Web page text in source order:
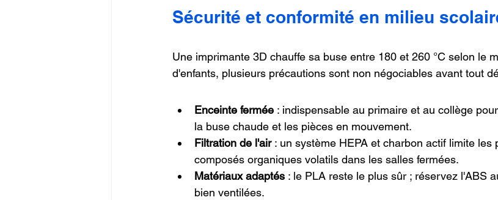
Sécurité et conformité en milieu
Une imprimante 3D chauffe sa buse entre 180 et 260 °C selon le
d'enfants, plusieurs précautions sont non négociables avant tout
Enceinte fermée : indispensable au primaire et au collège
la buse chaude et les pièces en mouvement.
Filtration de l'air : un système HEPA et charbon actif limite les
composés organiques volatils dans les salles fermées.
Matériaux adaptés : le PLA reste le plus sûr ; réservez l'ABS
bien ventilées.